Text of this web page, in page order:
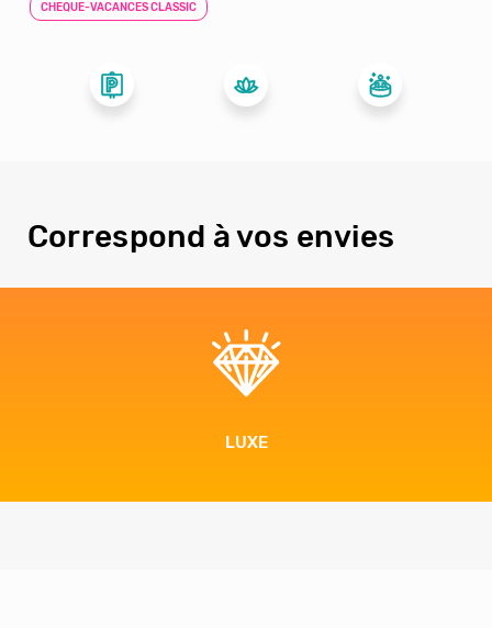
CHEQUE-VACANCES CLASSIC
Correspond à vos envies
LUXE